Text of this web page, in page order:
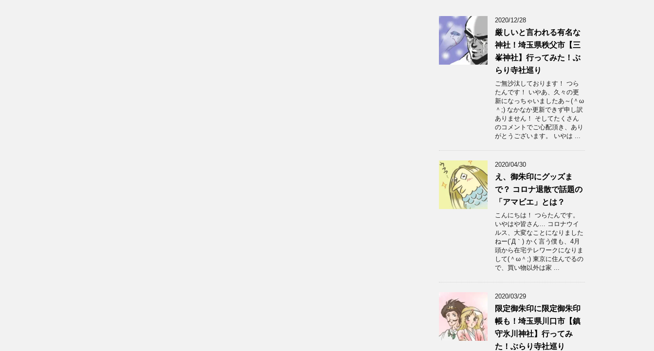
2020/12/28
厳しいと言われる有名な
神社！埼玉県秩父市【三
峯神社】行ってみた！ぶ
らり寺社巡り
ご無沙汰しております！ つら
たんです！ いやあ、久々の更
新になっちゃいましたあ～(＾ω
＾;) なかなか更新できず申し訳
ありません！ そしてたくさん
のコメントでご心配頂き、あり
がとうございます。 いやは ...
2020/04/30
え、御朱印にグッズま
で？ コロナ退散で話題の
「アマビエ」とは？
こんにちは！ つらたんです。
いやはや皆さん… コロナウイ
ルス、大変なことになりました
ねー(´Д｀) かく言う僕も、4月
頭から在宅テレワークになりま
して(＾ω＾;) 東京に住んでるの
で、買い物以外は家 ...
2020/03/29
限定御朱印に限定御朱印
帳も！埼玉県川口市【鎮
守氷川神社】行ってみ
た！ぶらり寺社巡り